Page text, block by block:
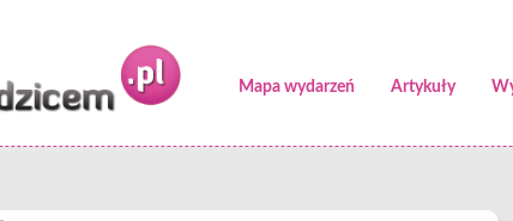
Mapa wydarzeń Artykuły